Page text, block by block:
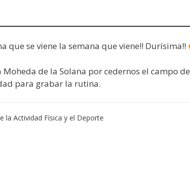
que se viene la semana que viene!! Durísima!!
de la Solana por cedernos el campo de
para grabar la rutina.
la Actividad Física y el Deporte